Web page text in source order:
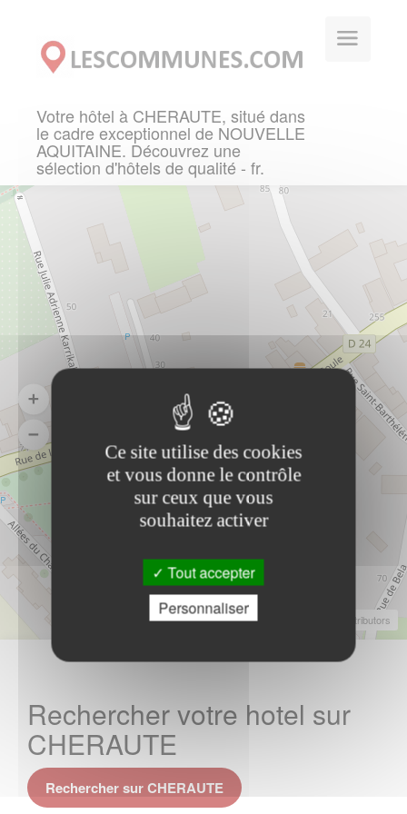
Votre hôtel à CHERAUTE, situé dans
le cadre exceptionnel de NOUVELLE
AQUITAINE. Découvrez une
sélection d'hôtels de qualité - fr.
Leaflet|© Contributors
Rechercher votre hotel sur
CHERAUTE
Rechercher sur CHERAUTE
Ce site utilise des cookies
et vous donne le contrôle
sur ceux que vous
souhaitez activer
Tout accepter
Personnaliser